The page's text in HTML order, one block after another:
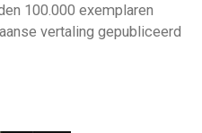
100.000 exemplaren
vertaling gepubliceerd